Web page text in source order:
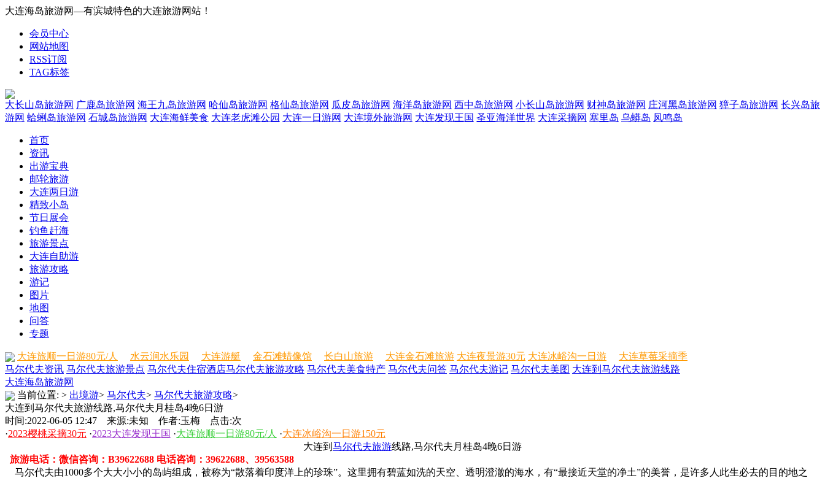
大连海岛旅游网—有滨城特色的大连旅游网站！
会员中心
网站地图
RSS订阅
TAG标签
大长山岛旅游网 广鹿岛旅游网 海王九岛旅游网 哈仙岛旅游网 格仙岛旅游网 瓜皮岛旅游网 海洋岛旅游网 西中岛旅游网 小长山岛旅游网 财神岛旅游网 庄河黑岛旅游网 獐子岛旅游网 长兴岛旅
游网 蛤蜊岛旅游网 石城岛旅游网 大连海鲜美食 大连老虎滩公园 大连一日游网 大连境外旅游网 大连发现王国 圣亚海洋世界 大连采摘网 塞里岛 乌蟒岛 凤鸣岛
首页
资讯
出游宝典
邮轮旅游
大连两日游
精致小岛
节日展会
钓鱼赶海
旅游景点
大连自助游
旅游攻略
游记
图片
地图
问答
专题
大连旅顺一日游80元/人 水云涧水乐园 大连游艇 金石滩蜡像馆 长白山旅游 大连金石滩旅游 大连夜景游30元 大连冰峪沟一日游
大连草莓采摘季
马尔代夫资讯 马尔代夫旅游景点 马尔代夫住宿酒店马尔代夫旅游攻略 马尔代夫美食特产 马尔代夫问答 马尔代夫游记 马尔代夫美图 大连到马尔代夫旅游线路
大连海岛旅游网
当前位置: > 出境游> 马尔代夫> 马尔代夫旅游攻略>
大连到马尔代夫旅游线路,马尔代夫月桂岛4晚6日游
时间:2022-06-05 12:47 来源:未知 作者:玉梅 点击:次
·2023樱桃采摘30元 ·2023大连发现王国 ·大连旅顺一日游80元/人 ·大连冰峪沟一日游150元
大连到 马尔代夫旅游线路,马尔代夫月桂岛4晚6日游
旅游电话：微信咨询：B39622688 电话咨询：39622688、39563588
马尔代夫由1000多个大大小小的岛屿组成，被称为“散落着印度洋上的珍珠”。这里拥有碧蓝如洗的天空、透明澄澈的海水，有“最接近天堂的净土”的美誉，是许多人此生必去的目的地之